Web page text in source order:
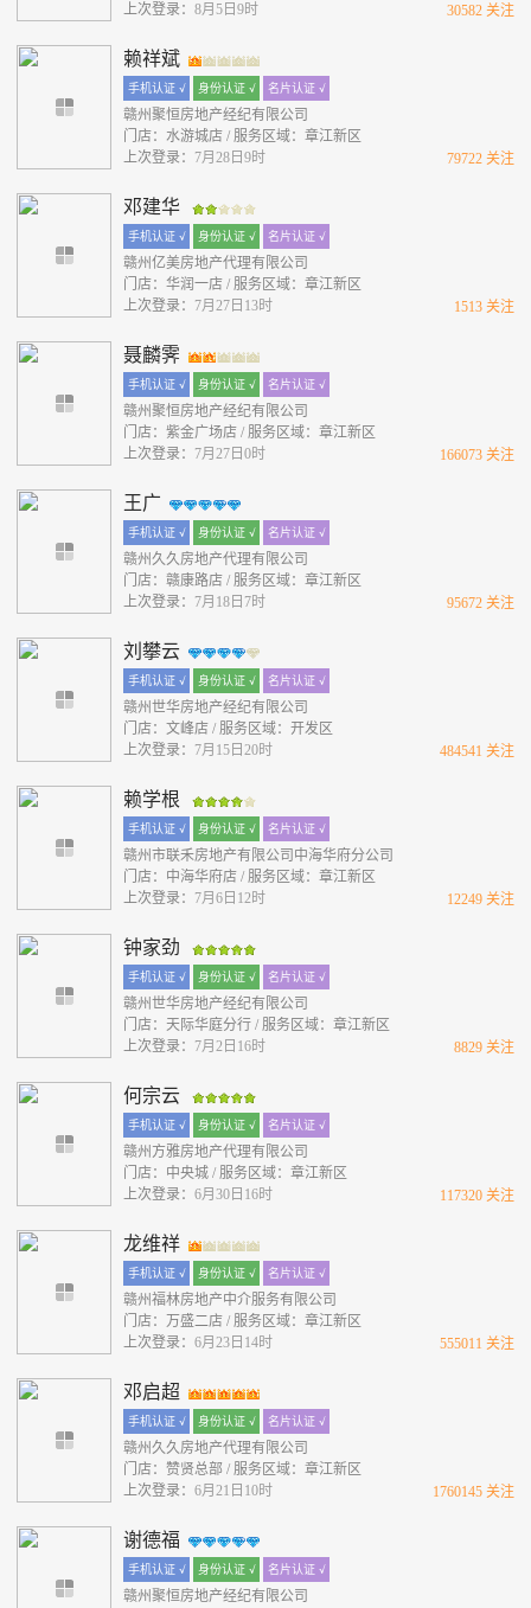
上次登录： 8月5日9时 30582 关注
赖祥斌
手机认证 √ 身份认证 √ 名片认证 √
赣州聚恒房地产经纪有限公司
门店：水游城店 / 服务区域：章江新区
上次登录： 7月28日9时 79722 关注
邓建华
手机认证 √ 身份认证 √ 名片认证 √
赣州亿美房地产代理有限公司
门店：华润一店 / 服务区域：章江新区
上次登录： 7月27日13时 1513 关注
聂麟霁
手机认证 √ 身份认证 √ 名片认证 √
赣州聚恒房地产经纪有限公司
门店：紫金广场店 / 服务区域：章江新区
上次登录： 7月27日0时 166073 关注
王广
手机认证 √ 身份认证 √ 名片认证 √
赣州久久房地产代理有限公司
门店：赣康路店 / 服务区域：章江新区
上次登录： 7月18日7时 95672 关注
刘攀云
手机认证 √ 身份认证 √ 名片认证 √
赣州世华房地产经纪有限公司
门店：文峰店 / 服务区域：开发区
上次登录： 7月15日20时 484541 关注
赖学根
手机认证 √ 身份认证 √ 名片认证 √
赣州市联禾房地产有限公司中海华府分公司
门店：中海华府店 / 服务区域：章江新区
上次登录： 7月6日12时 12249 关注
钟家劲
手机认证 √ 身份认证 √ 名片认证 √
赣州世华房地产经纪有限公司
门店：天际华庭分行 / 服务区域：章江新区
上次登录： 7月2日16时 8829 关注
何宗云
手机认证 √ 身份认证 √ 名片认证 √
赣州方雅房地产代理有限公司
门店：中央城 / 服务区域：章江新区
上次登录： 6月30日16时 117320 关注
龙维祥
手机认证 √ 身份认证 √ 名片认证 √
赣州福林房地产中介服务有限公司
门店：万盛二店 / 服务区域：章江新区
上次登录： 6月23日14时 555011 关注
邓启超
手机认证 √ 身份认证 √ 名片认证 √
赣州久久房地产代理有限公司
门店：赞贤总部 / 服务区域：章江新区
上次登录： 6月21日10时 1760145 关注
谢德福
手机认证 √ 身份认证 √ 名片认证 √
赣州聚恒房地产经纪有限公司